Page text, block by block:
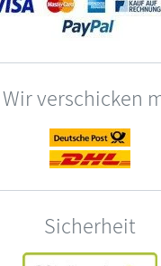
Wir verschicken
Sicherheit